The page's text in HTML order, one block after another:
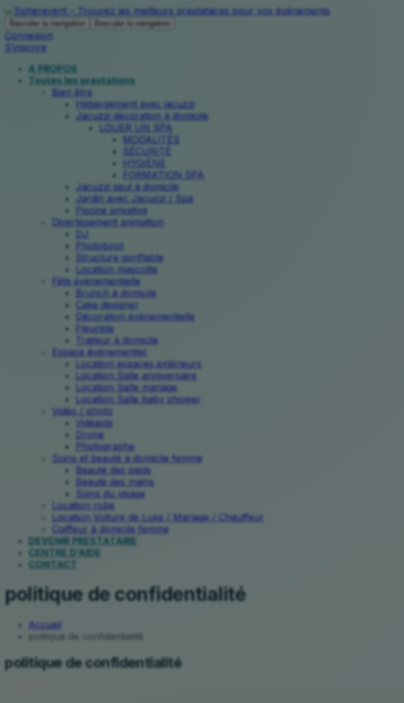
Basculer la navigation Basculer la navigation
Connexion
S’inscrire
A PROPOS
Toutes les prestations
Bien être
Hébergement avec jacuzzi
Jacuzzi décoration à domicile
LOUER UN SPA
MODALITÉS
SÉCURITÉ
HYGIÈNE
FORMATION SPA
Jacuzzi seul à domicile
Jardin avec Jacuzzi / Spa
Piscine privative
Divertissement animation
DJ
Photoboot
Structure gonflable
Location mascotte
Fête événementielle
Brunch à domicile
Cake designer
Décoration événementielle
Fleuriste
Traiteur à domicile
Espace événementiel
Location espaces extérieurs
Location Salle anniversaire
Location Salle mariage
Location Salle baby shower
Vidéo / photo
Vidéaste
Drone
Photographe
Soins et beauté à domicile femme
Beauté des pieds
Beauté des mains
Soins du visage
Location robe
Location Voiture de Luxe / Mariage / Chauffeur
Coiffeur à domicile femme
DEVENIR PRESTATAIRE
CENTRE D’AIDE
CONTACT
politique de confidentialité
Accueil
politique de confidentialité
politique de confidentialité